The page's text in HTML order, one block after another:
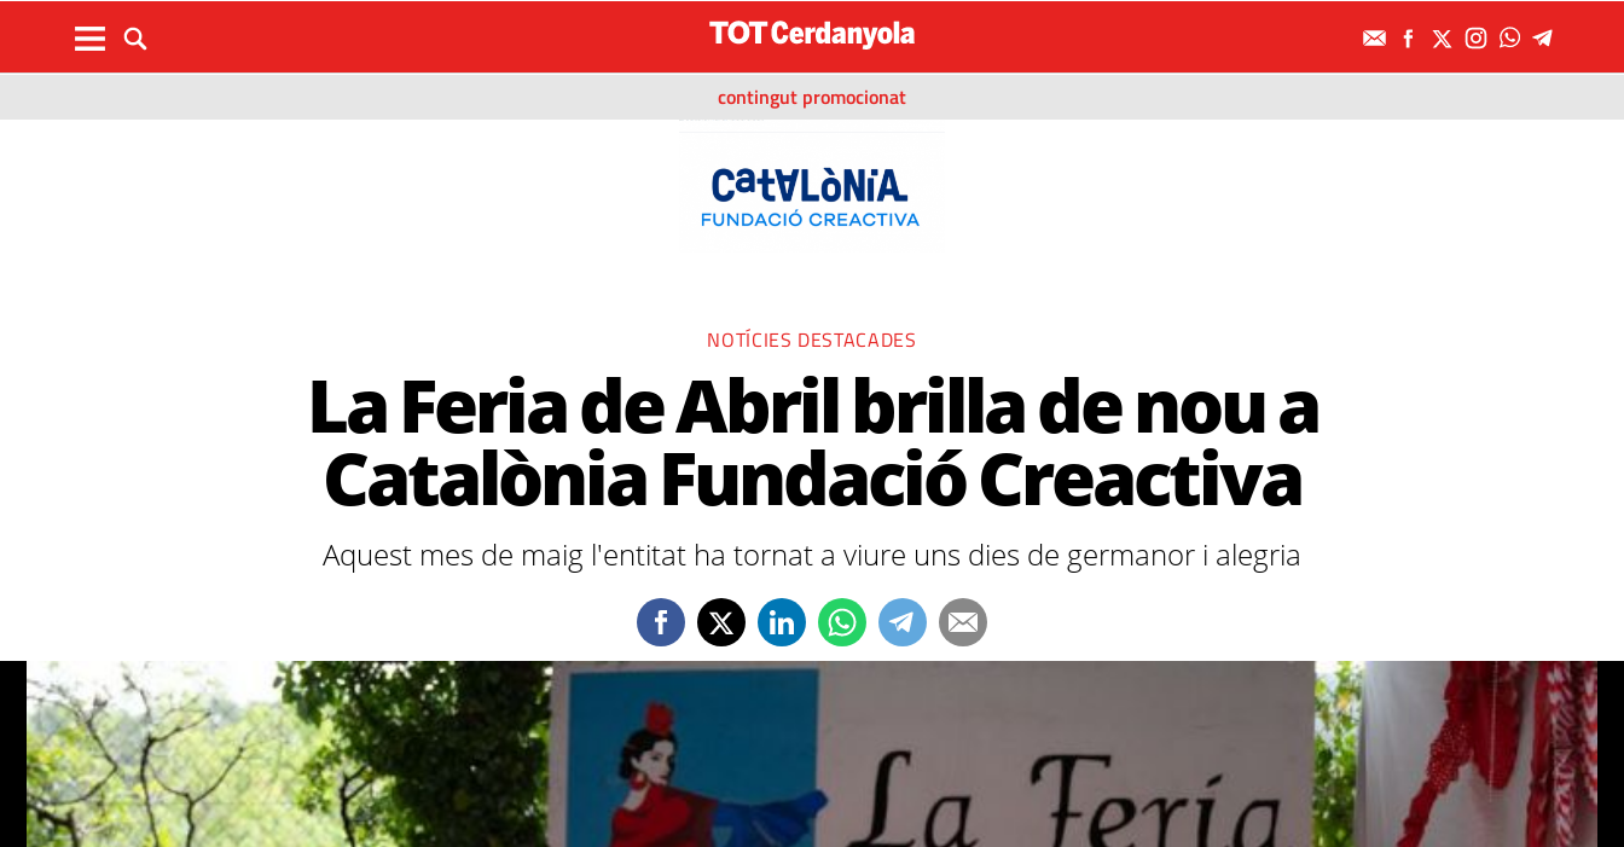
contingut promocionat
NOTÍCIES DESTACADES
La Feria de Abril brilla de nou a
Catalònia Fundació Creactiva
Aquest mes de maig l'entitat ha tornat a viure uns dies de germanor i alegria